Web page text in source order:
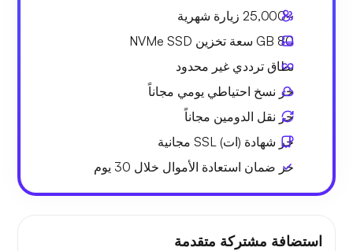
~25,000
زيارة شهرية
80 GB
سعة تخزين NVMe SSD
نطاق ترددي غير محدود
حر نسخ احتياطي يومي مجاناً
حر نقل الدومين مجاناً
حر شهادة (ات) SSL مجانية
حر ضمان استعادة الأموال خلال 30 يوم
استضافة مشتركة متقدمة